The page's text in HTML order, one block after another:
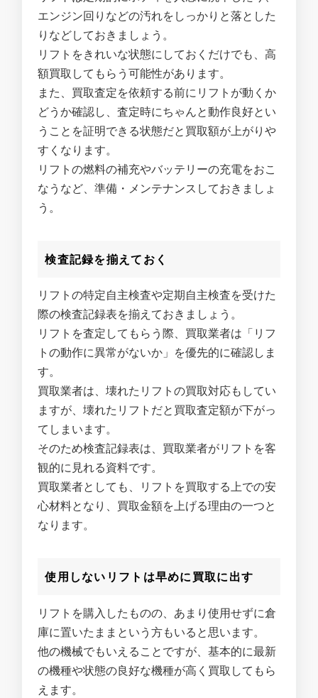
エンジン回りなどの汚れをしっかりと落とした
りなどしておきましょう。
リフトをきれいな状態にしておくだけでも、高
額買取してもらう可能性があります。
また、買取査定を依頼する前にリフトが動くか
どうか確認し、査定時にちゃんと動作良好とい
うことを証明できる状態だと買取額が上がりや
すくなります。
リフトの燃料の補充やバッテリーの充電をおこ
なうなど、準備・メンテナンスしておきましょ
う。
検査記録を揃えておく
リフトの特定自主検査や定期自主検査を受けた
際の検査記録表を揃えておきましょう。
リフトを査定してもらう際、買取業者は「リフ
トの動作に異常がないか」を優先的に確認しま
す。
買取業者は、壊れたリフトの買取対応もしてい
ますが、壊れたリフトだと買取査定額が下がっ
てしまいます。
そのため検査記録表は、買取業者がリフトを客
観的に見れる資料です。
買取業者としても、リフトを買取する上での安
心材料となり、買取金額を上げる理由の一つと
なります。
使用しないリフトは早めに買取に出す
リフトを購入したものの、あまり使用せずに倉
庫に置いたままという方もいると思います。
他の機械でもいえることですが、基本的に最新
の機種や状態の良好な機種が高く買取してもら
えます。